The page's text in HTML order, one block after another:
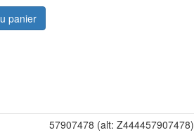
panier
57907478 (alt: Z444457907478)